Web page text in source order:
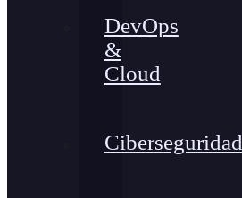
DevOps
&
Cloud
Ciberseguridad